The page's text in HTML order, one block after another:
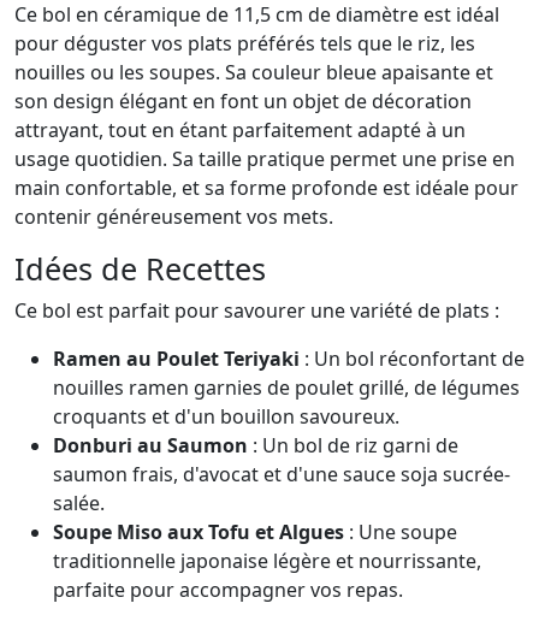
Ce bol en céramique de 11,5 cm de diamètre est idéal
pour déguster vos plats préférés tels que le riz, les
nouilles ou les soupes. Sa couleur bleue apaisante et
son design élégant en font un objet de décoration
attrayant, tout en étant parfaitement adapté à un
usage quotidien. Sa taille pratique permet une prise en
main confortable, et sa forme profonde est idéale pour
contenir généreusement vos mets.
Idées de Recettes
Ce bol est parfait pour savourer une variété de plats :
Ramen au Poulet Teriyaki : Un bol réconfortant de
nouilles ramen garnies de poulet grillé, de légumes
croquants et d'un bouillon savoureux.
Donburi au Saumon : Un bol de riz garni de
saumon frais, d'avocat et d'une sauce soja sucrée-
salée.
Soupe Miso aux Tofu et Algues : Une soupe
traditionnelle japonaise légère et nourrissante,
parfaite pour accompagner vos repas.